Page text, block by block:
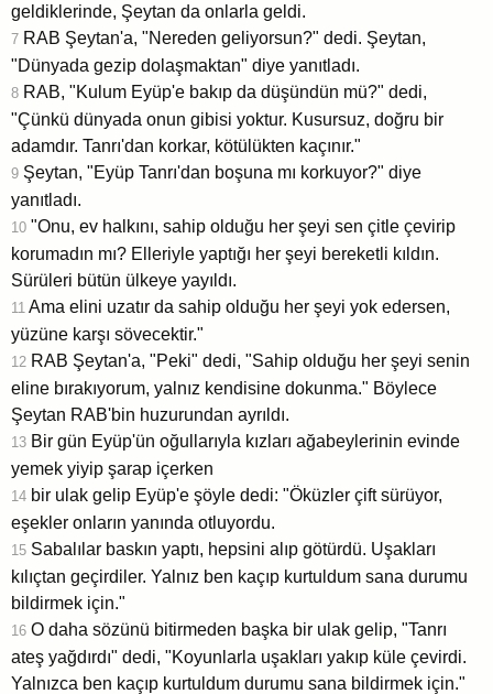
geldiklerinde, Şeytan da onlarla geldi.
7 RAB Şeytan'a, "Nereden geliyorsun?" dedi. Şeytan,
"Dünyada gezip dolaşmaktan" diye yanıtladı.
8 RAB, "Kulum Eyüp'e bakıp da düşündün mü?" dedi,
"Çünkü dünyada onun gibisi yoktur. Kusursuz, doğru bir
adamdır. Tanrı'dan korkar, kötülükten kaçınır."
9 Şeytan, "Eyüp Tanrı'dan boşuna mı korkuyor?" diye
yanıtladı.
10 "Onu, ev halkını, sahip olduğu her şeyi sen çitle çevirip
korumadın mı? Elleriyle yaptığı her şeyi bereketli kıldın.
Sürüleri bütün ülkeye yayıldı.
11 Ama elini uzatır da sahip olduğu her şeyi yok edersen,
yüzüne karşı sövecektir."
12 RAB Şeytan'a, "Peki" dedi, "Sahip olduğu her şeyi senin
eline bırakıyorum, yalnız kendisine dokunma." Böylece
Şeytan RAB'bin huzurundan ayrıldı.
13 Bir gün Eyüp'ün oğullarıyla kızları ağabeylerinin evinde
yemek yiyip şarap içerken
14 bir ulak gelip Eyüp'e şöyle dedi: "Öküzler çift sürüyor,
eşekler onların yanında otluyordu.
15 Sabalılar baskın yaptı, hepsini alıp götürdü. Uşakları
kılıçtan geçirdiler. Yalnız ben kaçıp kurtuldum sana durumu
bildirmek için."
16 O daha sözünü bitirmeden başka bir ulak gelip, "Tanrı
ateş yağdırdı" dedi, "Koyunlarla uşakları yakıp küle çevirdi.
Yalnızca ben kaçıp kurtuldum durumu sana bildirmek için."